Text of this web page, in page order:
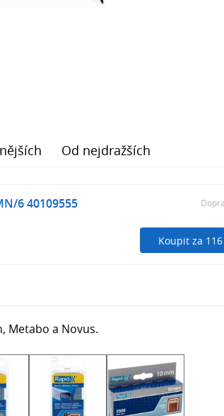
Od nejdražších
6 40109555
Koupit za 116
Metabo a Novus.